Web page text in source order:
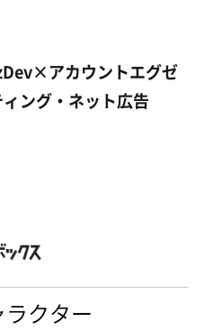
アカウントエグゼ
ング・ネット広告
クター